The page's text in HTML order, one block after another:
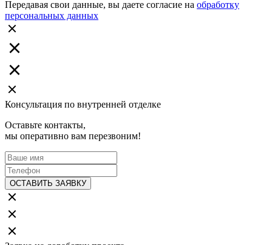
Передавая свои данные, вы даете согласие на обработку
персональных данных
Консультация по внутренней отделке
Оставьте контакты,
мы оперативно вам перезвоним!
ОСТАВИТЬ ЗАЯВКУ